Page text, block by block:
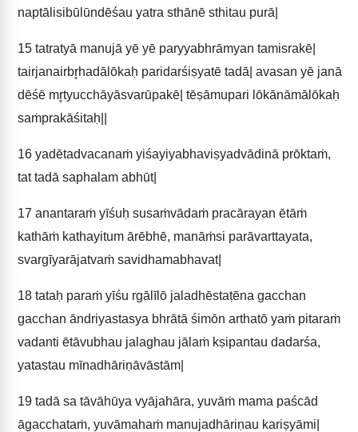
naptālisibūlūndēśau yatra sthānē sthitau purā|
15 tatratyā manujā yē yē paryyabhrāmyan tamisrakē|
tairjanairbr̥hadālōkaḥ paridarśiṣyatē tadā| avasan yē janā
dēśē mr̥tyucchāyāsvarūpakē| tēṣāmupari lōkānāmālōkaḥ
saṁprakāśitaḥ||
16 yadētadvacanaṁ yiśayiyabhaviṣyadvādinā prōktaṁ,
tat tadā saphalam abhūt|
17 anantaraṁ yīśuḥ susaṁvādaṁ pracārayan ētāṁ
kathāṁ kathayitum ārēbhē, manāṁsi parāvarttayata,
svargīyarājatvaṁ savidhamabhavat|
18 tataḥ paraṁ yīśu rgālīlō jaladhēstaṭēna gacchan
gacchan āndriyastasya bhrātā śimōn arthatō yaṁ pitaraṁ
vadanti ētāvubhau jalaghau jālaṁ kṣipantau dadarśa,
yatastau mīnadhāriṇāvāstām|
19 tadā sa tāvāhūya vyājahāra, yuvāṁ mama paścād
āgacchataṁ, yuvāmahaṁ manujadhāriṇau kariṣyāmi|